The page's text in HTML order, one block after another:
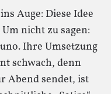
Auge: Diese Idee
nicht zu sagen:
Ihre Umsetzung
schwach, denn
Abend sendet, ist